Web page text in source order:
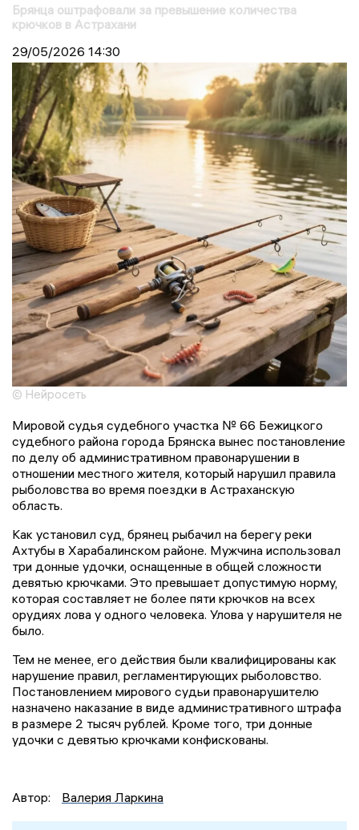
Брянца оштрафовали за превышение количества
крючков в Астрахани
29/05/2026 14:30
© Нейросеть
Мировой судья судебного участка № 66 Бежицкого
судебного района города Брянска вынес постановление
по делу об административном правонарушении в
отношении местного жителя, который нарушил правила
рыболовства во время поездки в Астраханскую
область.
Как установил суд, брянец рыбачил на берегу реки
Ахтубы в Харабалинском районе. Мужчина использовал
три донные удочки, оснащенные в общей сложности
девятью крючками. Это превышает допустимую норму,
которая составляет не более пяти крючков на всех
орудиях лова у одного человека. Улова у нарушителя не
было.
Тем не менее, его действия были квалифицированы как
нарушение правил, регламентирующих рыболовство.
Постановлением мирового судьи правонарушителю
назначено наказание в виде административного штрафа
в размере 2 тысяч рублей. Кроме того, три донные
удочки с девятью крючками конфискованы.
Автор: Валерия Ларкина